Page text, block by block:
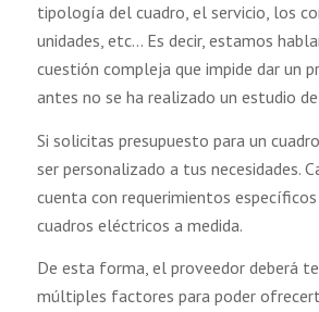
tipología del cuadro, el servicio, los
unidades, etc… Es decir, estamos
cuestión compleja que impide dar un
antes no se ha realizado un estudio
Si solicitas presupuesto para un
ser personalizado a tus necesidades.
cuenta con requerimientos
cuadros eléctricos a medida.
De esta forma, el proveedor deberá
múltiples factores para poder